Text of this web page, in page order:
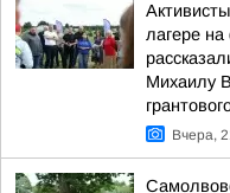
лагере
Михаилу
Вчера,